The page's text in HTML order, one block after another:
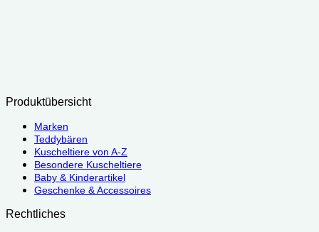
Produktübersicht
Marken
Teddybären
Kuscheltiere von A-Z
Besondere Kuscheltiere
Baby & Kinderartikel
Geschenke & Accessoires
Rechtliches